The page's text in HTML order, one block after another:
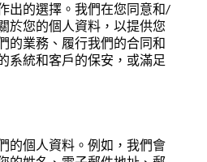
出的選擇。我們在您同意和/
於您的個人資料，以提供您
的業務、履行我們的合同和
系統和客戶的保安，或滿足
的個人資料。例如，我們會